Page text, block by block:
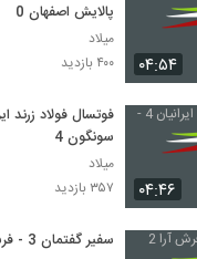
۰۴:۵۴
پالایش اصفهان 0
میلاد
۴۰۰ بازدید
۰۴:۴۶
سونگون 4
میلاد
۳۵۷ بازدید
سفیر گفتمان 3 - فرش آرا 2